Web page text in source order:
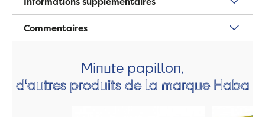
Commentaires
Minute papillon,
d'autres produits de la marque Haba